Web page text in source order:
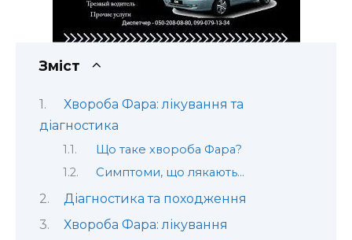
Зміст
Хвороба Фара: лікування та
діагностика
Що таке хвороба Фара?
Симптоми, що лякають…
Діагностика та походження
Хвороба Фара: лікування